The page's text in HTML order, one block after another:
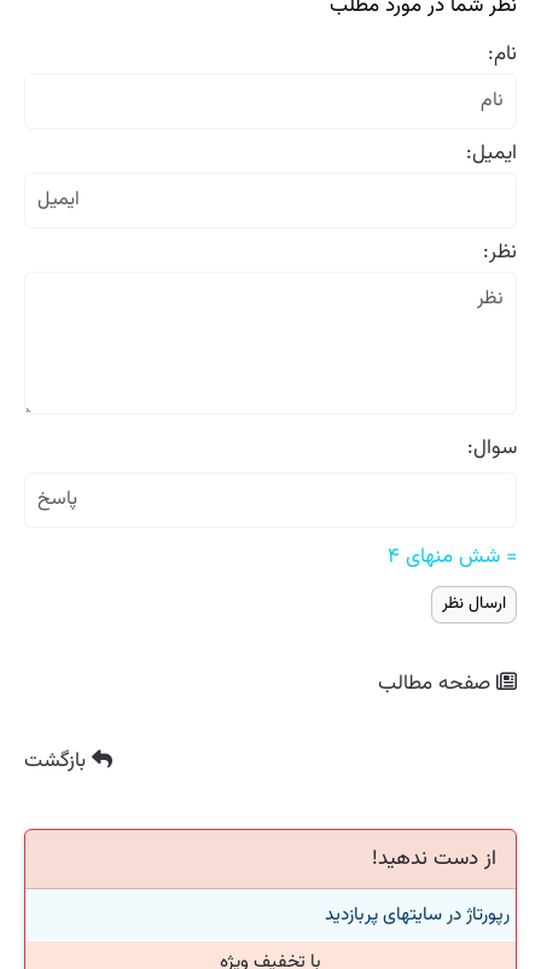
نام:
ایمیل:
نظر:
سوال:
= شش منهای ۴
صفحه مطالب
بازگشت
از دست ندهید!
رپورتاژ در سایتهای پربازدید
با تخفیف ویژه